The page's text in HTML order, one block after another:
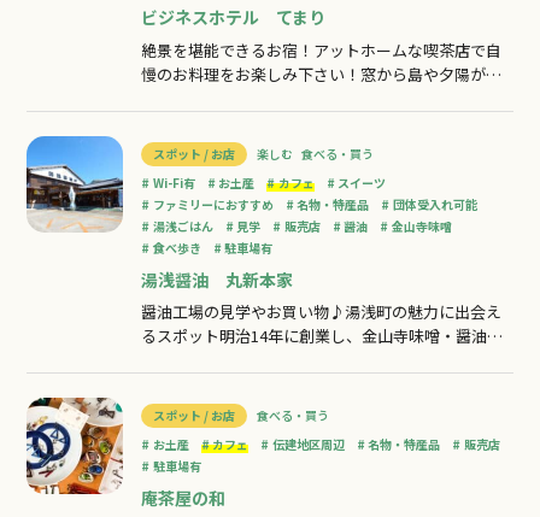
ビジネスホテル てまり
絶景を堪能できるお宿！アットホームな喫茶店で自
慢のお料理をお楽しみ下さい！窓から島や夕陽が見
スポット / お店 楽しむ 食べる・買う
Wi-Fi有
お土産 カフェ
スイーツ
ファミリーにおすすめ
名物・特産品
団体受入れ可能
湯浅ごはん
見学 販売店 醤油
金山寺味噌
食べ歩き
駐車場有
湯浅醤油 丸新本家
醤油工場の見学やお買い物♪湯浅町の魅力に出会え
るスポット明治14年に創業し、金山寺味噌・醤油を
を使った木桶は見ごたえがあります。事前に予約す
ることで・かい入れ体験（300円）・ペットボトルの
醤油づくり体験（1,200円）等、湯浅町
スポット / お店
食べる・買う
お土産
カフェ 伝建地区周辺 名物・特産品
販売店
駐車場有
庵茶屋の和